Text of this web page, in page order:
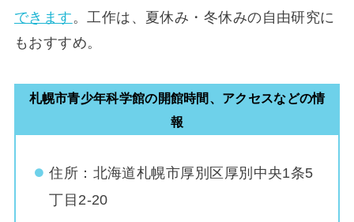
できます 。工作は、夏休み・冬休みの自由研究に
もおすすめ。
札幌市青少年科学館の開館時間、アクセスなどの情
報
住所：北海道札幌市厚別区厚別中央1条5
丁目2-20